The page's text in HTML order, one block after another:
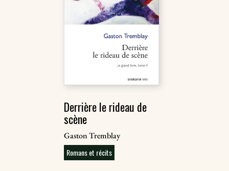
Derrière le rideau de
scène
Gaston Tremblay
Romans et récits